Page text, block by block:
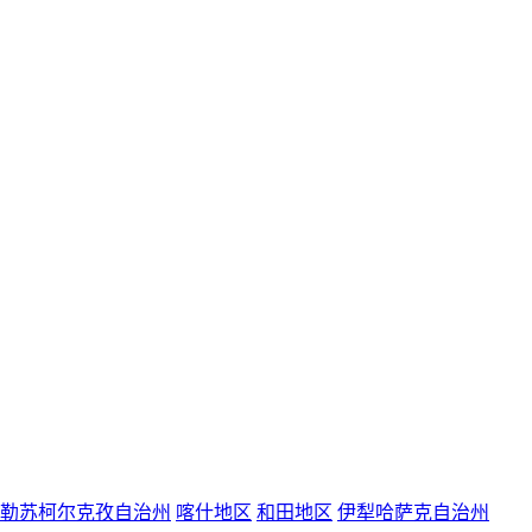
苏柯尔克孜自治州 喀什地区 和田地区 伊犁哈萨克自治州